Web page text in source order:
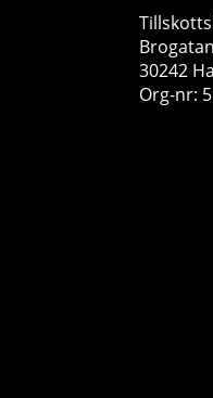
30242
Org-nr: